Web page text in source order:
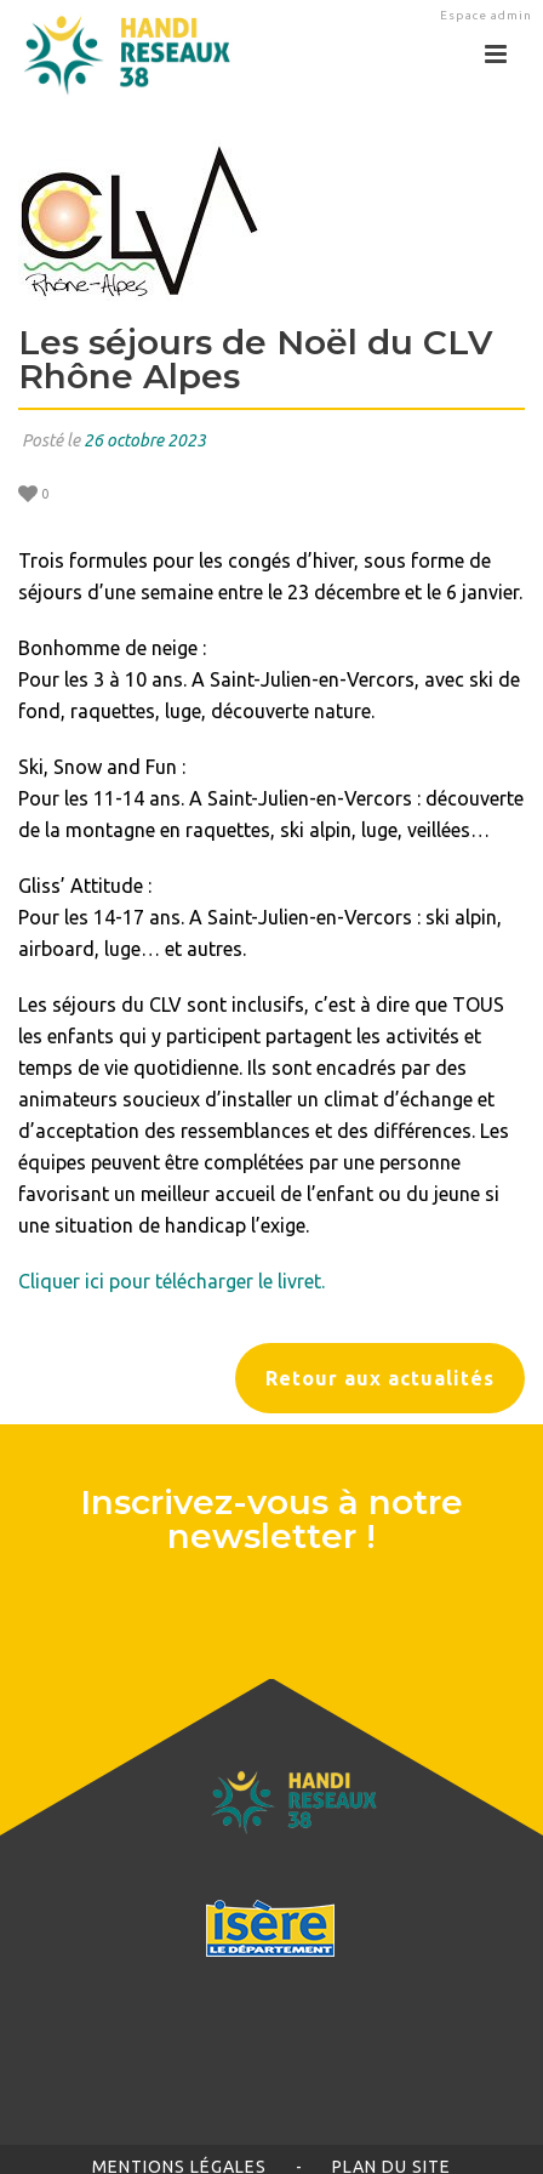
Espace admin
Les séjours de Noël du CLV
Rhône Alpes
Posté le26 octobre 2023
0
Retour aux actualités
Trois formules pour les congés d’hiver, sous forme de
séjours d’une semaine entre le 23 décembre et le 6 janvier.
Bonhomme de neige :
Pour les 3 à 10 ans. A Saint-Julien-en-Vercors, avec ski de
fond, raquettes, luge, découverte nature.
Ski, Snow and Fun :
Pour les 11-14 ans. A Saint-Julien-en-Vercors : découverte
de la montagne en raquettes, ski alpin, luge, veillées…
Gliss’ Attitude :
Pour les 14-17 ans. A Saint-Julien-en-Vercors : ski alpin,
airboard, luge… et autres.
Les séjours du CLV sont inclusifs, c’est à dire que TOUS
les enfants qui y participent partagent les activités et
temps de vie quotidienne. Ils sont encadrés par des
animateurs soucieux d’installer un climat d’échange et
d’acceptation des ressemblances et des différences. Les
équipes peuvent être complétées par une personne
favorisant un meilleur accueil de l’enfant ou du jeune si
une situation de handicap l’exige.
Cliquer ici pour télécharger le livret.
Inscrivez-vous à notre
newsletter !
MENTIONS LÉGALES - PLAN DU SITE